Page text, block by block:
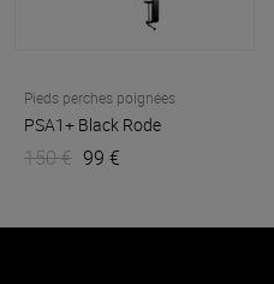
Pieds perches poignées
PSA1+ Black Rode
150 € 99 €